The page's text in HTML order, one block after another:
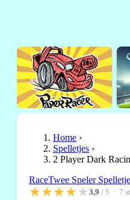
Home ›
Spelletjes ›
2 Player Dark
RaceTwee Speler
★★★★★3,9 / 5 · 7